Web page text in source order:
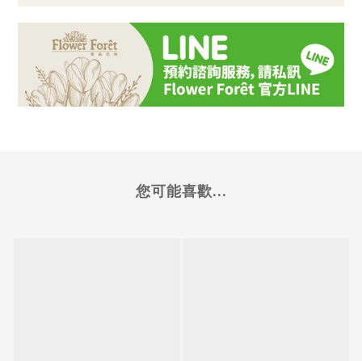
您可能喜歡...